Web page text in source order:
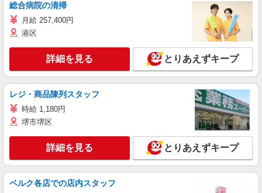
総合病院の清掃
月給 257,400円
港区
詳細を見る とりあえずキープ
レジ・商品陳列スタッフ
時給 1,180円
堺市堺区
詳細を見る とりあえずキープ
ベルク各店での店内スタッフ